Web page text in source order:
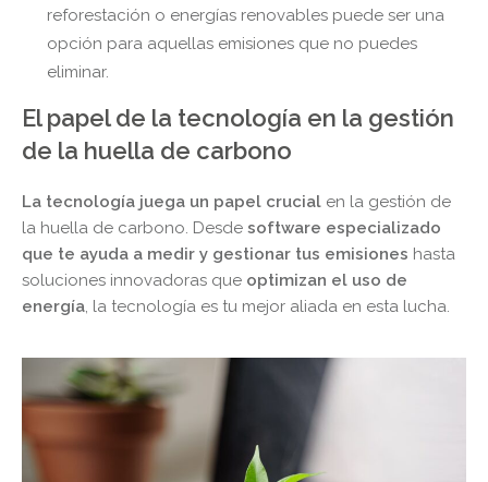
reforestación o energías renovables puede ser una
opción para aquellas emisiones que no puedes
eliminar.
El papel de la tecnología en la gestión
de la huella de carbono
La tecnología juega un papel crucial en la gestión de
la huella de carbono. Desde software especializado
que te ayuda a medir y gestionar tus emisiones hasta
soluciones innovadoras que optimizan el uso de
energía, la tecnología es tu mejor aliada en esta lucha.